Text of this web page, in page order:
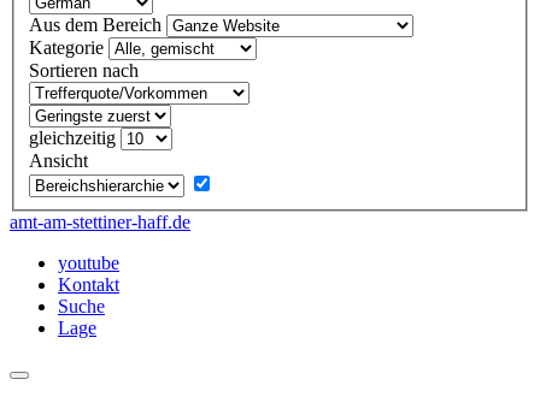
Aus dem Bereich
Kategorie
Sortieren nach
gleichzeitig
Ansicht
amt-am-stettiner-haff.de
youtube
Kontakt
Suche
Lage